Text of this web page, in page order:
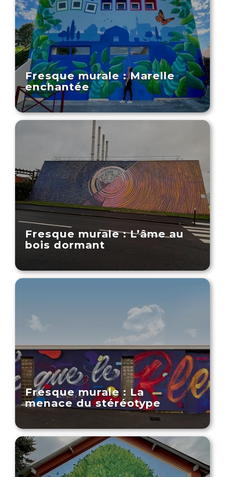
Fresque murale : Marelle
enchantée
Fresque murale : L’âme au
bois dormant
Fresque murale : La
menace du stéréotype